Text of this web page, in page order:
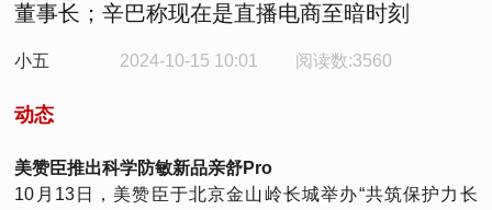
董事长；辛巴称现在是直播电商至暗时刻
小五 2024-10-15 10:01 阅读数:3560
动态
美赞臣推出科学防敏新品亲舒Pro
10月13日，美赞臣于北京金山岭长城举办“共筑保护力长